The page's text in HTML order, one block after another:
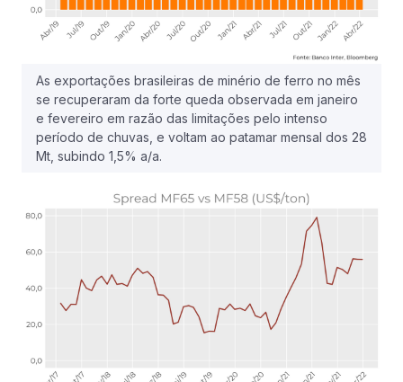
As exportações brasileiras de minério de ferro no mês
se recuperaram da forte queda observada em janeiro
e fevereiro em razão das limitações pelo intenso
período de chuvas, e voltam ao patamar mensal dos 28
Mt, subindo 1,5% a/a.